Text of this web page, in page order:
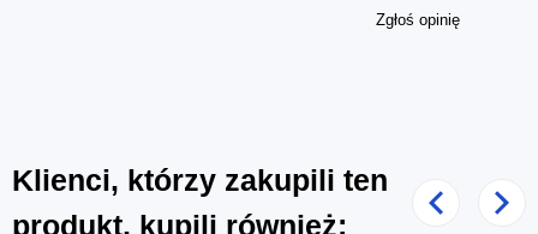
Zgłoś opinię
Klienci, którzy zakupili ten
produkt, kupili również:
Poprzedni